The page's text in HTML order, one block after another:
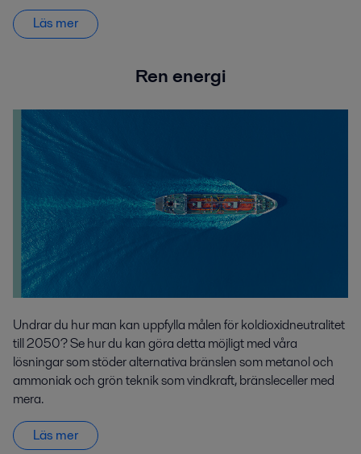
Läs mer
Ren energi
Undrar du hur man kan uppfylla målen för koldioxidneutralitet
till 2050? Se hur du kan göra detta möjligt med våra
lösningar som stöder alternativa bränslen som metanol och
ammoniak och grön teknik som vindkraft, bränsleceller med
mera.
Läs mer